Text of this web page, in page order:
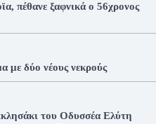
πέθανε ξαφνικά ο 56χρονος
με δύο νέους νεκρούς
του Οδυσσέα Ελύτη